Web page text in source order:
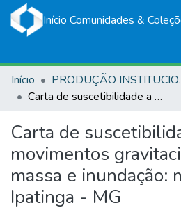
Início Comunidades &
Início
Carta de suscetibilidade a movimentos gravitacionais de massa e inundação: município de Ipatinga - MG
Carta de
movimentos
massa e inundação:
Ipatinga - MG